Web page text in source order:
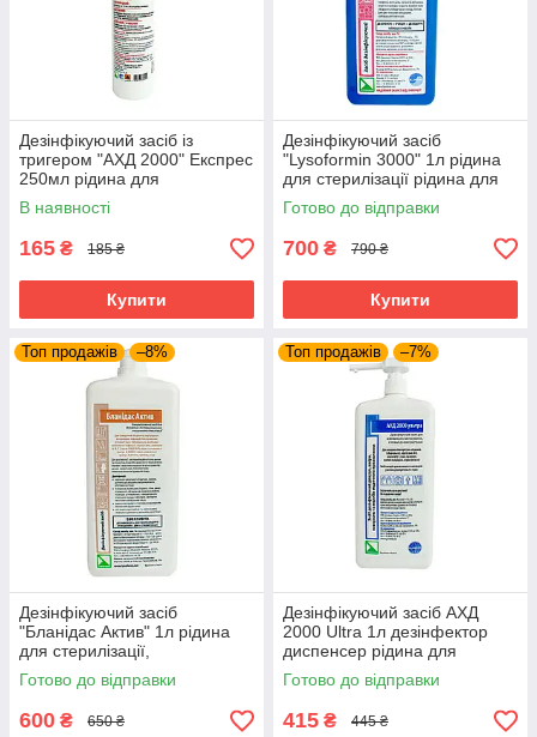
Дезінфікуючий засіб із
тригером "АХД 2000" Експрес
250мл рідина для
стерилізації спрей для
дезінфекції
В наявності
165 ₴ 185 ₴
Купити
Дезінфікуючий засіб
"Lysoformin 3000" 1л рідина
для стерилізації рідина для
дезінфекції
Готово до відправки
700 ₴ 790 ₴
Купити
Топ продажів –8%
Дезінфікуючий засіб
"Бланідас Актив" 1л рідина
для стерилізації,
дезінфектор, рідина для
дезінфекції
Готово до відправки
600 ₴ 650 ₴
Топ продажів –7%
Дезінфікуючий засіб АХД
2000 Ultra 1л дезінфектор
диспенсер рідина для
стерилізації
Готово до відправки
415 ₴ 445 ₴